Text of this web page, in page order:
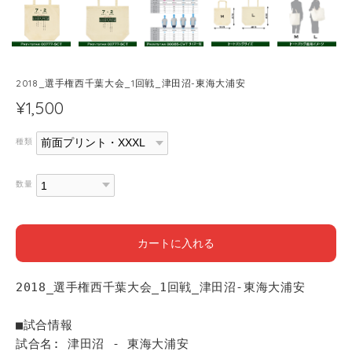
2018_選手権西千葉大会_1回戦_津田沼-東海大浦安
¥1,500
種類
数量
カートに入れる
2018_選手権西千葉大会_1回戦_津田沼-東海大浦安
■試合情報
試合名: 津田沼 - 東海大浦安